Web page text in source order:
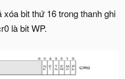
bit thứ 16 trong thanh ghi
là bit WP.